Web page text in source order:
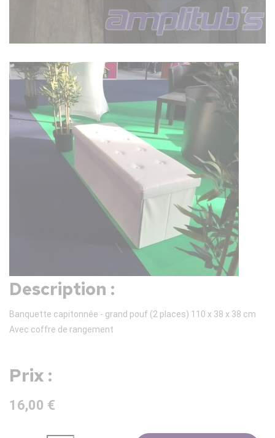
Description :
Banquette capitonnée - grand pouf (2 places) 110 x 38 x 38 cm
Avec coffre de rangement
Prix :
16,00 €